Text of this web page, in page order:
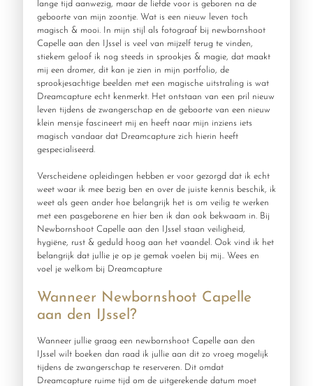
lange tijd aanwezig, maar de liefde voor is geboren na de
geboorte van mijn zoontje. Wat is een nieuw leven toch
magisch & mooi. In mijn stijl als fotograaf bij newbornshoot
Capelle aan den IJssel is veel van mijzelf terug te vinden,
stiekem geloof ik nog steeds in sprookjes & magie, dat maakt
mij een dromer, dit kan je zien in mijn portfolio, de
sprookjesachtige beelden met een magische uitstraling is wat
Dreamcapture echt kenmerkt. Het ontstaan van een pril nieuw
leven tijdens de zwangerschap en de geboorte van een nieuw
klein mensje fascineert mij en heeft naar mijn inziens iets
magisch vandaar dat Dreamcapture zich hierin heeft
gespecialiseerd.
Verscheidene opleidingen hebben er voor gezorgd dat ik echt
weet waar ik mee bezig ben en over de juiste kennis beschik, ik
weet als geen ander hoe belangrijk het is om veilig te werken
met een pasgeborene en hier ben ik dan ook bekwaam in. Bij
Newbornshoot Capelle aan den IJssel staan veiligheid,
hygiëne, rust & geduld hoog aan het vaandel. Ook vind ik het
belangrijk dat jullie je op je gemak voelen bij mij.. Wees en
voel je welkom bij Dreamcapture
Wanneer Newbornshoot Capelle
aan den IJssel?
Wanneer jullie graag een newbornshoot Capelle aan den
IJssel wilt boeken dan raad ik jullie aan dit zo vroeg mogelijk
tijdens de zwangerschap te reserveren. Dit omdat
Dreamcapture ruime tijd om de uitgerekende datum moet